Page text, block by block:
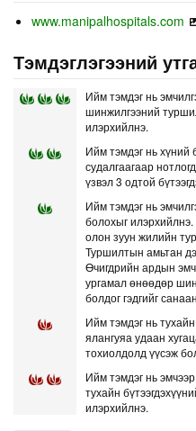
www.manipalhospitals.com
Тэмдэглэгээний
Ийм тэмдэг нь
шинжилгээний
илэрхийлнэ.
Ийм тэмдэг нь хүний
судалгаагаар
үзвэл 3 одтой
Ийм тэмдэг нь
болохыг
олон зуун жилийн
Туршилтын амьтан
Өчигдрийн ардын
ургамал өнөөдөр
болдог гэдгийг
Ийм тэмдэг нь тухайн
ялангуяа удаан
тохиолдолд үүсэж
Ийм тэмдэг нь
тухайн
илэрхийлнэ.